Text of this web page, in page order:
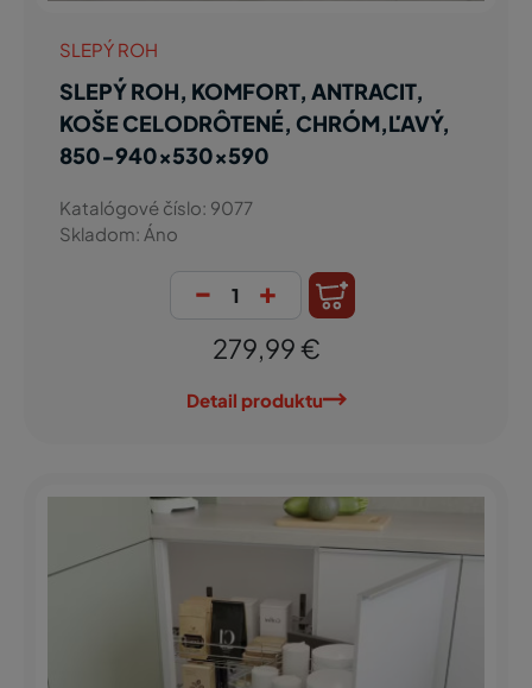
SLEPÝ ROH
SLEPÝ ROH, KOMFORT, ANTRACIT,
KOŠE CELODRÔTENÉ, CHRÓM,ĽAVÝ,
850-940x530x590
Katalógové číslo: 9077
Skladom: Áno
- +
279,99 €
Detail produktu